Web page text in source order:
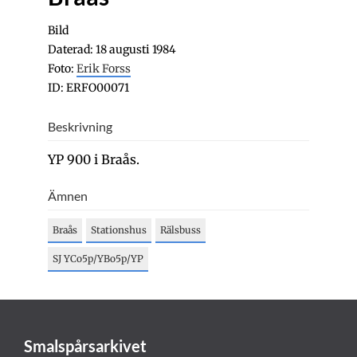
Bild
Daterad: 18 augusti 1984
Foto: Erik Forss
ID: ERFO00071
Beskrivning
YP 900 i Braås.
Ämnen
Braås Stationshus Rälsbuss
SJ YCo5p/YBo5p/YP
Smalspårsarkivet